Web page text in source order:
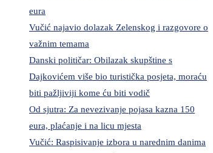
eura
Vučić najavio dolazak Zelenskog i razgovore o
važnim temama
Danski političar: Obilazak skupštine s
Dajkovićem više bio turistička posjeta, moraću
biti pažljiviji kome ću biti vodič
Od sjutra: Za nevezivanje pojasa kazna 150
eura, plaćanje i na licu mjesta
Vučić: Raspisivanje izbora u narednim danima